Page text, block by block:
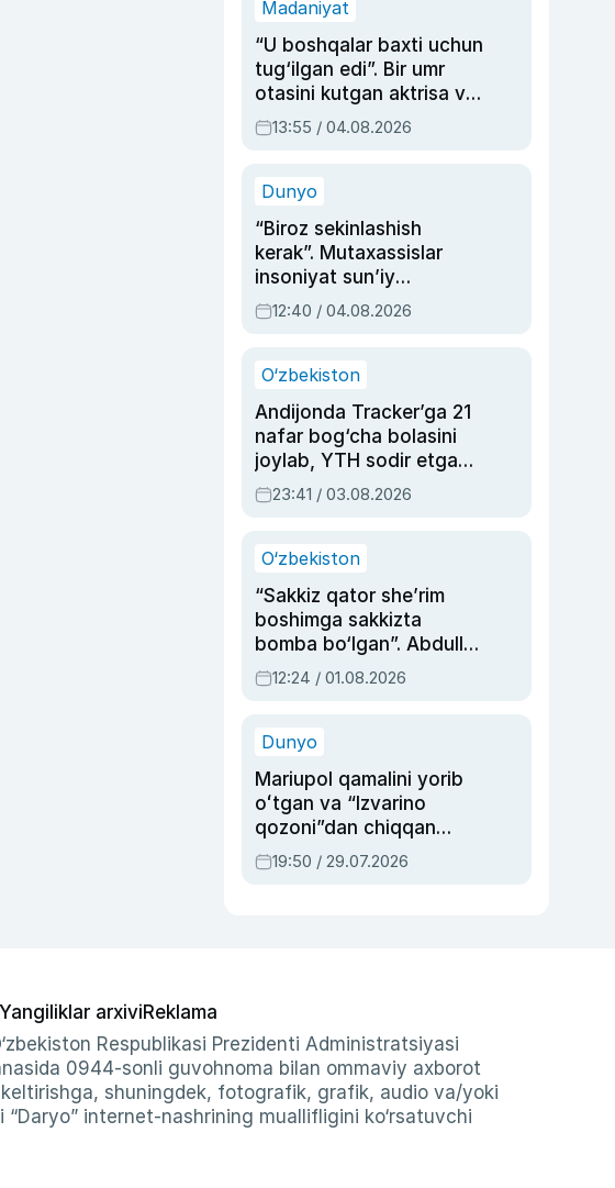
Madaniyat
“U boshqalar baxti uchun
tug‘ilgan edi”. Bir umr
otasini kutgan aktrisa va
dublyaj ustasi Rimma
Ahmedovaning
13:55 / 04.08.2026
Dunyo
“Biroz sekinlashish
kerak”. Mutaxassislar
insoniyat sun’iy
intellektni boshqara
olmay qolishidan xavotir
12:40 / 04.08.2026
O‘zbekiston
Andijonda Tracker’ga 21
nafar bog‘cha bolasini
joylab, YTH sodir etgan
ayolga sud hukmi o‘qildi
23:41 / 03.08.2026
O‘zbekiston
“Sakkiz qator she’rim
boshimga sakkizta
bomba bo‘lgan”. Abdulla
Oripovni siyosiy
ayblovlardan asrab
12:24 / 01.08.2026
Dunyo
Mariupol qamalini yorib
oʻtgan va “Izvarino
qozoni”dan chiqqan
qahramon — Ukraina
armiyasi bosh
19:50 / 29.07.2026
Yangiliklar arxiviReklama
Respublikasi Prezidenti Administratsiyasi
0944-sonli guvohnoma bilan ommaviy axborot
shuningdek, fotografik, grafik, audio va/yoki
internet-nashrining muallifligini ko‘rsatuvchi